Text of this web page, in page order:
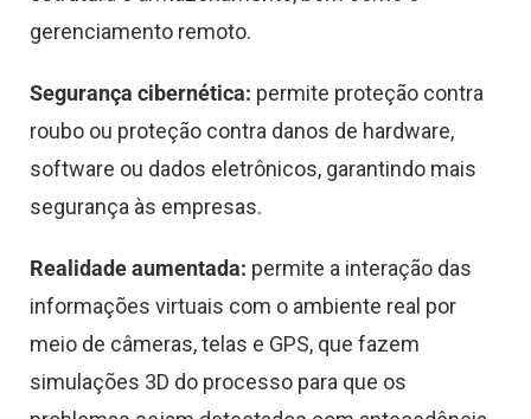
gerenciamento remoto.
Segurança cibernética: permite proteção contra
roubo ou proteção contra danos de hardware,
software ou dados eletrônicos, garantindo mais
segurança às empresas.
Realidade aumentada: permite a interação das
informações virtuais com o ambiente real por
meio de câmeras, telas e GPS, que fazem
simulações 3D do processo para que os